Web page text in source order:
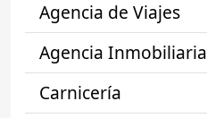
Agencia de Viajes
Agencia Inmobiliaria
Carnicería